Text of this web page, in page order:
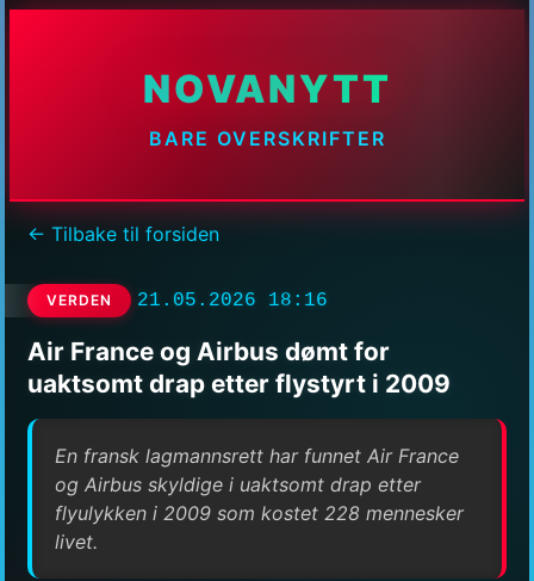
NOVANYTT
BARE OVERSKRIFTER
← Tilbake til forsiden
VERDEN 21.05.2026 18:16
Air France og Airbus dømt for
uaktsomt drap etter flystyrt i 2009
En fransk lagmannsrett har funnet Air France
og Airbus skyldige i uaktsomt drap etter
flyulykken i 2009 som kostet 228 mennesker
livet.